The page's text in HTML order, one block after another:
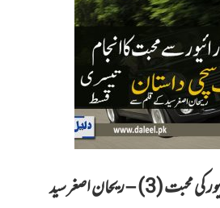
– ریحان اصغر سید